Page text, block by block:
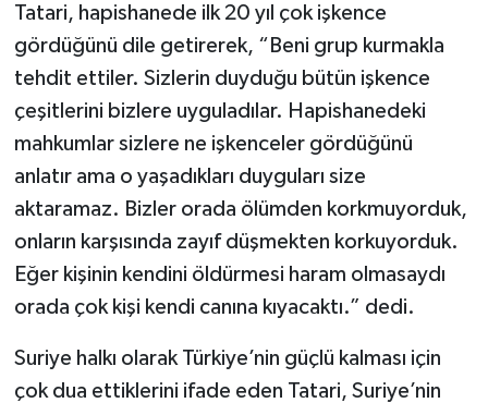
Tatari, hapishanede ilk 20 yıl çok işkence
gördüğünü dile getirerek, “Beni grup kurmakla
tehdit ettiler. Sizlerin duyduğu bütün işkence
çeşitlerini bizlere uyguladılar. Hapishanedeki
mahkumlar sizlere ne işkenceler gördüğünü
anlatır ama o yaşadıkları duyguları size
aktaramaz. Bizler orada ölümden korkmuyorduk,
onların karşısında zayıf düşmekten korkuyorduk.
Eğer kişinin kendini öldürmesi haram olmasaydı
orada çok kişi kendi canına kıyacaktı.” dedi.
Suriye halkı olarak Türkiye’nin güçlü kalması için
çok dua ettiklerini ifade eden Tatari, Suriye’nin
Manisa Müftülüğü
Mardin Müftülüğü
Mersin Müftülüğü
Muğla Müftülüğü
Muş Müftülüğü
Nevşehir Müftülüğü
Niğde Müftülüğü